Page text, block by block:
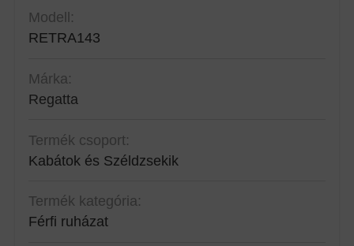
Modell:
RETRA143
Márka:
Regatta
Termék csoport:
Kabátok és Széldzsekik
Termék kategória:
Férfi ruházat